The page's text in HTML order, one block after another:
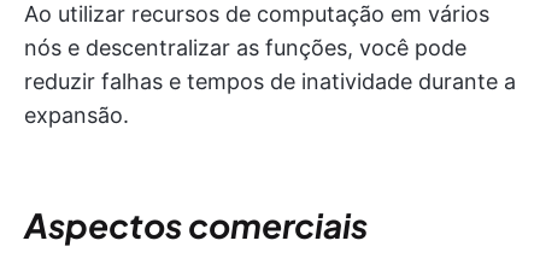
Ao utilizar recursos de computação em vários
nós e descentralizar as funções, você pode
reduzir falhas e tempos de inatividade durante a
expansão.
Aspectos comerciais